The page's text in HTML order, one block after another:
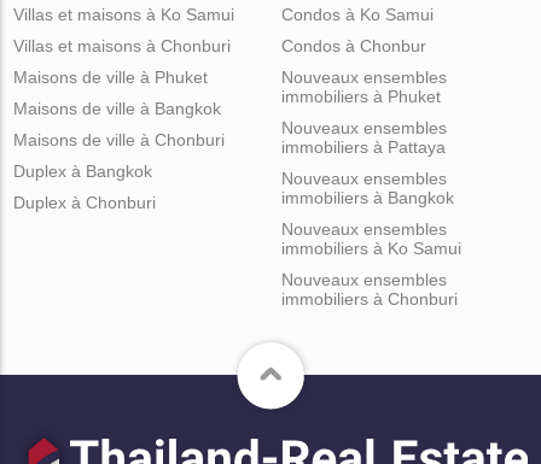
Villas et maisons à Ko Samui
Villas et maisons à Chonburi
Condos à Ko Samui
Condos à Chonbur
Maisons de ville à Phuket
Maisons de ville à Bangkok
Maisons de ville à Chonburi
Duplex à Bangkok
Duplex à Chonburi
Nouveaux ensembles
immobiliers à Phuket
Nouveaux ensembles
immobiliers à Pattaya
Nouveaux ensembles
immobiliers à Bangkok
Nouveaux ensembles
immobiliers à Ko Samui
Nouveaux ensembles
immobiliers à Chonburi